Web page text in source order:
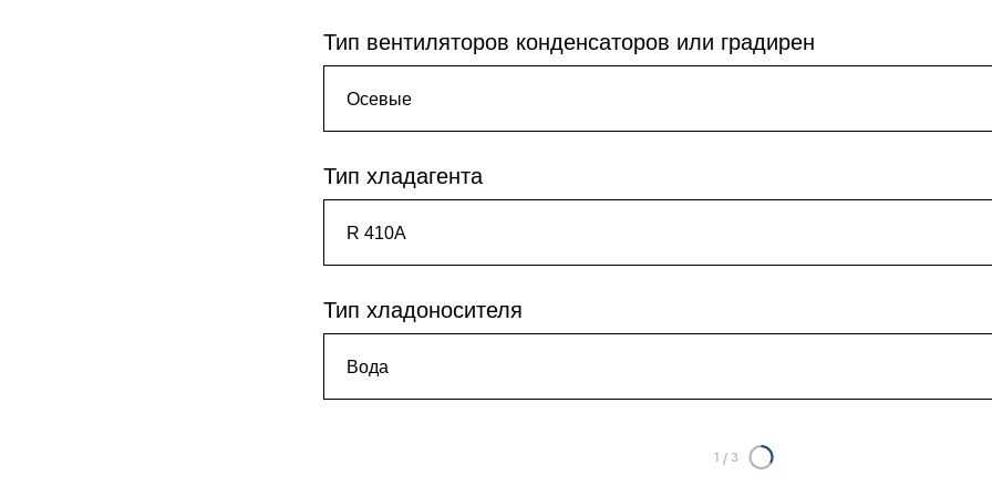
Тип вентиляторов конденсаторов или градирен
Тип хладагента
Тип хладоносителя
1 / 3